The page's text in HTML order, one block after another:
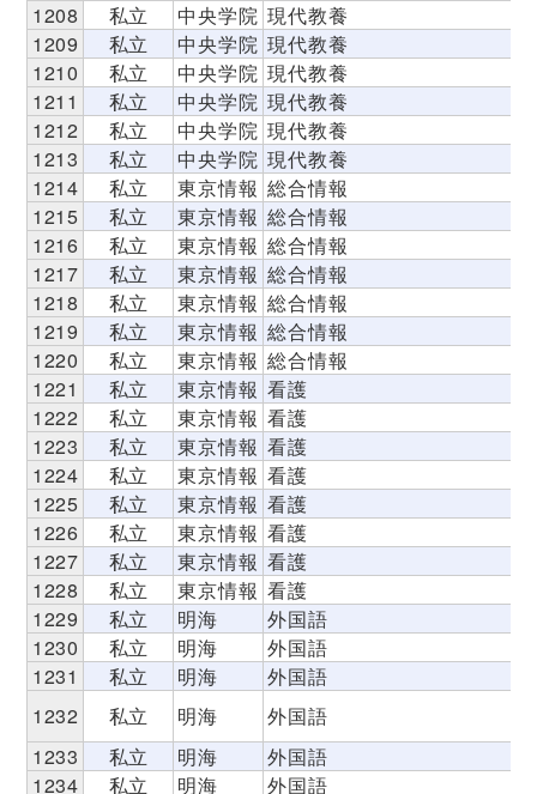
1208
私立 中央学院 現代教養
1209
私立 中央学院 現代教養
1210
私立 中央学院 現代教養
1211
私立 中央学院 現代教養
1212
私立 中央学院 現代教養
1213
私立 中央学院 現代教養
1214
私立 東京情報 総合情報
1215
私立 東京情報 総合情報
1216
私立 東京情報 総合情報
1217
私立 東京情報 総合情報
1218
私立 東京情報 総合情報
1219
私立 東京情報 総合情報
1220
私立 東京情報 総合情報
1221
私立 東京情報 看護
1222
私立 東京情報 看護
1223
私立 東京情報 看護
1224
私立 東京情報 看護
1225
私立 東京情報 看護
1226
私立 東京情報 看護
1227
私立 東京情報 看護
1228
私立 東京情報 看護
1229
私立 明海
外国語
1230
私立 明海
外国語
1231
私立 明海
外国語
1232
私立 明海
外国語
1233
私立 明海
外国語
1234
私立 明海 外国語